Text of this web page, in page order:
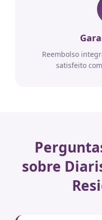
Reembolso
satisfeito
sobre